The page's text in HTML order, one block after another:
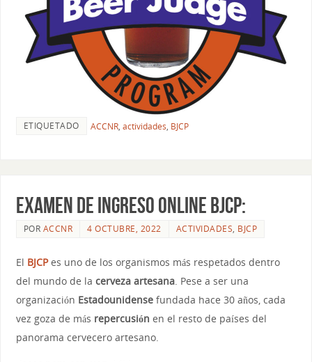
ETIQUETADO ACCNR, actividades, BJCP
Examen de ingreso online BJCP:
POR ACCNR 4 OCTUBRE, 2022 ACTIVIDADES, BJCP
El BJCPes uno de los organismos más respetados dentro
del mundo de la cerveza artesana. Pese a ser una
organización Estadounidense fundada hace 30 años, cada
vez goza de más repercusión en el resto de países del
panorama cervecero artesano.